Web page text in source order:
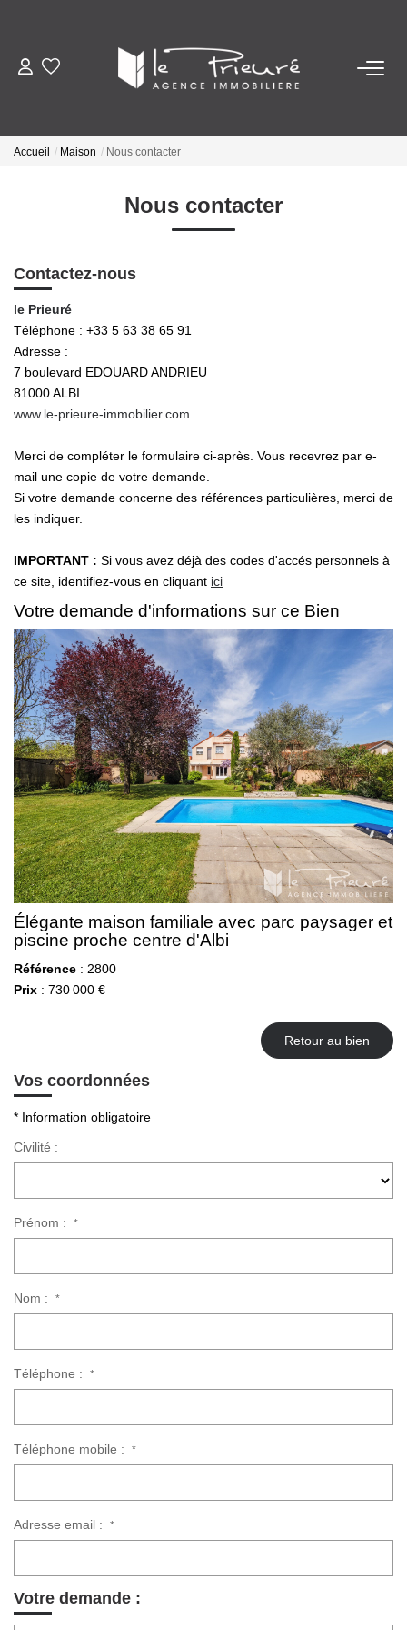
VENTES
ESTIMATION
ACTUALITÉS
Notre Histoire Et Nos Valeurs
NOS OUTILS
CONTACT
Retrouvez-Nous Également Sur Instagram
Retrouvez-Nous Également Sur Facebook
Accueil Maison Nous contacter
Nous contacter
Contactez-nous
le Prieuré
Téléphone : +33 5 63 38 65 91
Adresse :
7 boulevard EDOUARD ANDRIEU
81000ALBI
www.le-prieure-immobilier.com
Merci de compléter le formulaire ci-après. Vous recevrez par e-
mail une copie de votre demande.
Si votre demande concerne des références particulières, merci de
les indiquer.
IMPORTANT : Si vous avez déjà des codes d'accés personnels à
ce site, identifiez-vous en cliquant ici
Votre demande d'informations sur ce Bien
Élégante maison familiale avec parc paysager et
piscine proche centre d'Albi
Référence : 2800
Prix : 730 000 €
Retour au bien
Vos coordonnées
* Information obligatoire
Civilité :
Prénom : *
Nom : *
Téléphone : *
Téléphone mobile : *
Adresse email : *
Votre demande :